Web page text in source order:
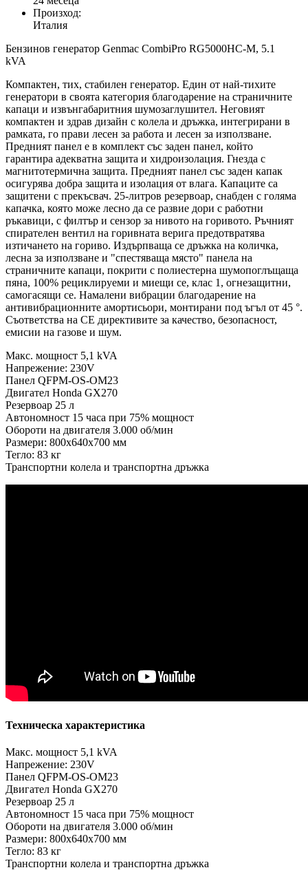
Произход:
Италия
Бензинов генератор Genmac CombiPro RG5000HC-M, 5.1
kVA
Компактен, тих, стабилен генератор. Един от най-тихите
генератори в своята категория благодарение на страничните
капаци и извънгабаритния шумозаглушител. Неговият
компактен и здрав дизайн с колела и дръжка, интегрирани в
рамката, го прави лесен за работа и лесен за използване.
Предният панел е в комплект със заден панел, който
гарантира адекватна защита и хидроизолация. Гнезда с
магнитотермична защита. Предният панел със заден капак
осигурява добра защита и изолация от влага. Капаците са
защитени с прекъсвач. 25-литров резервоар, снабден с голяма
капачка, която може лесно да се развие дори с работни
ръкавици, с филтър и сензор за нивото на горивото. Ръчният
спирателен вентил на горивната верига предотвратява
изтичането на гориво. Издърпваща се дръжка на количка,
лесна за използване и "спестяваща място" панела на
страничните капаци, покрити с полиестерна шумопоглъщаща
пяна, 100% рециклируеми и миещи се, клас 1, огнезащитни,
самогасящи се. Намалени вибрации благодарение на
антивибрационните амортисьори, монтирани под ъгъл от 45 °.
Съответства на CE директивите за качество, безопасност,
емисии на газове и шум.
Макс. мощност 5,1 kVA
Напрежение: 230V
Панел QFPM-OS-OM23
Двигател Honda GX270
Резервоар 25 л
Автономност 15 часа при 75% мощност
Обороти на двигателя 3.000 об/мин
Размери: 800х640х700 мм
Тегло: 83 кг
Транспортни колела и транспортна дръжка
Техническа характеристика
Макс. мощност 5,1 kVA
Напрежение: 230V
Панел QFPM-OS-OM23
Двигател Honda GX270
Резервоар 25 л
Автономност 15 часа при 75% мощност
Обороти на двигателя 3.000 об/мин
Размери: 800х640х700 мм
Тегло: 83 кг
Транспортни колела и транспортна дръжка